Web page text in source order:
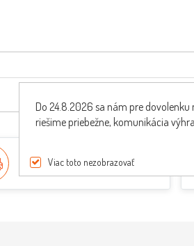
pri nákupe nad 200€
Do 24.8.2026 sa nám pre
riešime priebežne, komunikácia
Viac toto nezobrazovať